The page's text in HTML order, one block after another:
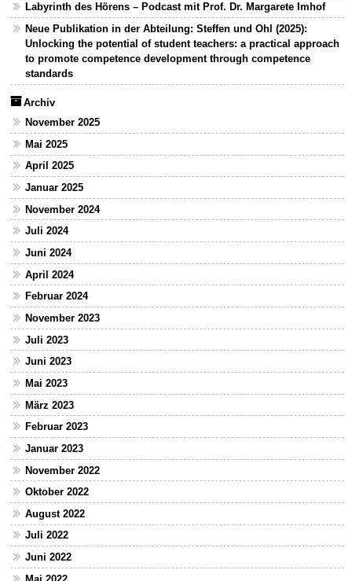
Labyrinth des Hörens – Podcast mit Prof. Dr. Margarete Imhof
Neue Publikation in der Abteilung: Steffen und Ohl (2025):
Unlocking the potential of student teachers: a practical approach
to promote competence development through competence
standards
Archiv
November 2025
Mai 2025
April 2025
Januar 2025
November 2024
Juli 2024
Juni 2024
April 2024
Februar 2024
November 2023
Juli 2023
Juni 2023
Mai 2023
März 2023
Februar 2023
Januar 2023
November 2022
Oktober 2022
August 2022
Juli 2022
Juni 2022